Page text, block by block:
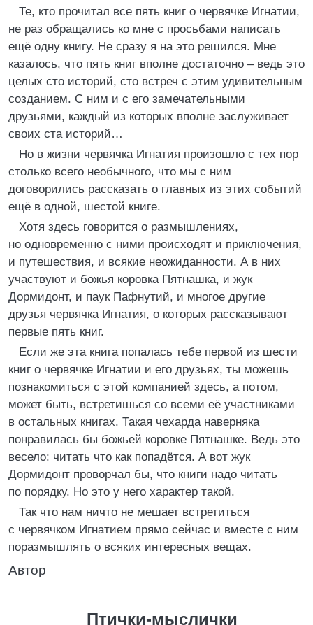
Те, кто прочитал все пять книг о червячке Игнатии,
не раз обращались ко мне с просьбами написать
ещё одну книгу. Не сразу я на это решился. Мне
казалось, что пять книг вполне достаточно – ведь это
целых сто историй, сто встреч с этим удивительным
созданием. С ним и с его замечательными
друзьями, каждый из которых вполне заслуживает
своих ста историй…
Но в жизни червячка Игнатия произошло с тех пор
столько всего необычного, что мы с ним
договорились рассказать о главных из этих событий
ещё в одной, шестой книге.
Хотя здесь говорится о размышлениях,
но одновременно с ними происходят и приключения,
и путешествия, и всякие неожиданности. А в них
участвуют и божья коровка Пятнашка, и жук
Дормидонт, и паук Пафнутий, и многое другие
друзья червячка Игнатия, о которых рассказывают
первые пять книг.
Если же эта книга попалась тебе первой из шести
книг о червячке Игнатии и его друзьях, ты можешь
познакомиться с этой компанией здесь, а потом,
может быть, встретишься со всеми её участниками
в остальных книгах. Такая чехарда наверняка
понравилась бы божьей коровке Пятнашке. Ведь это
весело: читать что как попадётся. А вот жук
Дормидонт проворчал бы, что книги надо читать
по порядку. Но это у него характер такой.
Так что нам ничто не мешает встретиться
с червячком Игнатием прямо сейчас и вместе с ним
поразмышлять о всяких интересных вещах.
Автор
Птички-мыслички